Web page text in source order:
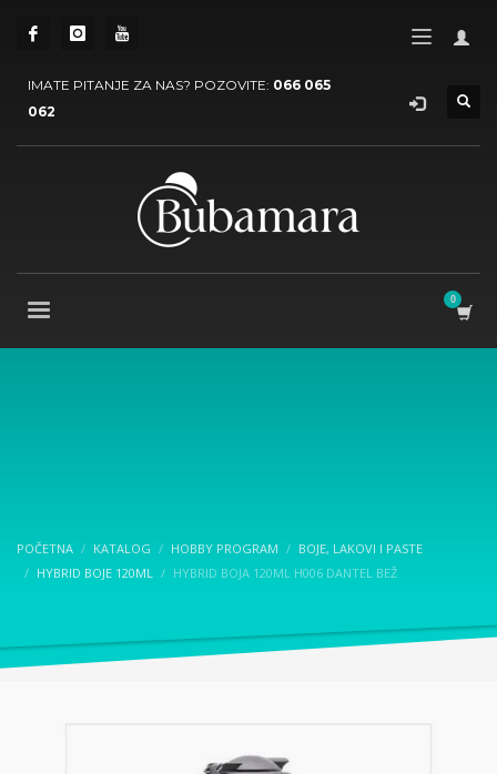
IMATE PITANJE ZA NAS? POZOVITE: 066 065
062
POČETNA KATALOG HOBBY PROGRAM
BOJE, LAKOVI I PASTE
HYBRID BOJE 120ML
HYBRID BOJA 120ML H006 DANTEL BEŽ